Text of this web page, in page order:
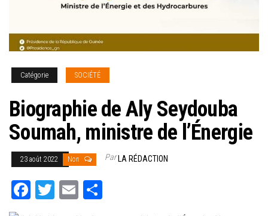
Catégorie SOCIÉTÉ
Biographie de Aly Seydouba
Soumah, ministre de l’Énergie
23 août 2022 Non ParLA RÉDACTION
Fa T
E